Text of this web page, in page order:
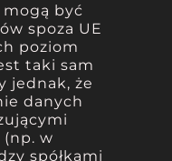
mogą być
spoza UE
poziom
taki sam
jednak, że
danych
w
spółkami